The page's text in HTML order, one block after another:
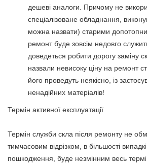
дешеві аналоги. Причому не
спеціалізоване обладнання,
можна назвати) старими
ремонт буде зовсім недовго
доведеться робити дорогу заміну
назвали невисоку ціну на ремонт
його проведуть неякісно, ​​із
ненадійних матеріалів!
Термін активної експлуатації
Термін служби скла після ремонту не
тимчасовим відрізком, в більшості
пошкодження, буде незмінним весь